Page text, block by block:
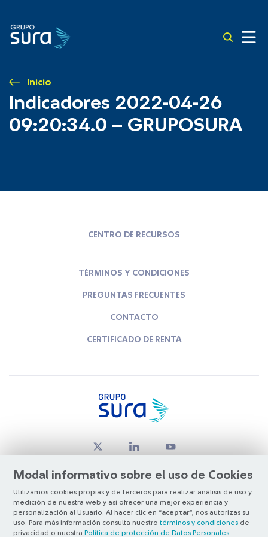
Inicio
Indicadores 2022-04-26
09:20:34.0 – GRUPOSURA
Modal informativo sobre el uso de Cookies
Utilizamos cookies propias y de terceros para realizar análisis de uso y
medición de nuestra web y así ofrecer una mejor experiencia y
personalización al Usuario. Al hacer clic en “aceptar”, nos autorizas su
uso. Para más información consulta nuestro términos y condiciones de
privacidad o nuestra Política de protección de Datos Personales
CENTRO DE RECURSOS
TÉRMINOS Y CONDICIONES
PREGUNTAS FRECUENTES
CONTACTO
CERTIFICADO DE RENTA
© Copyright Grupo SURA 2026